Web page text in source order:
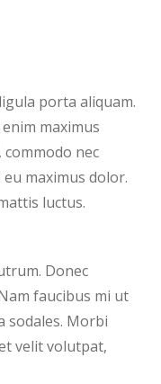
porta aliquam.
maximus
nec
maximus dolor.
luctus.
Donec
faucibus mi ut
sodales. Morbi
velit volutpat,